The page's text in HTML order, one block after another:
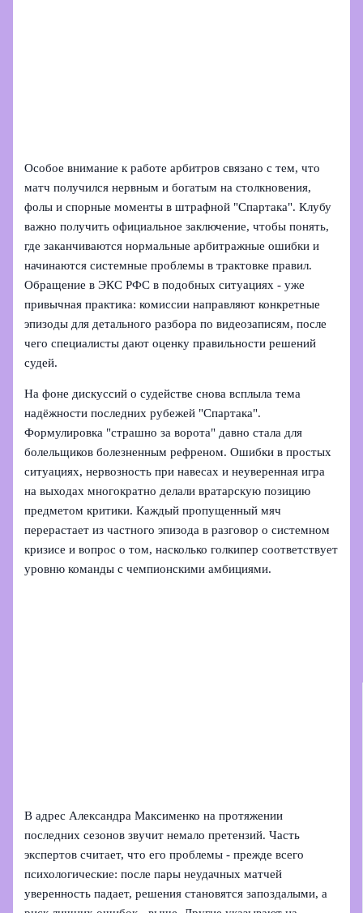
Особое внимание к работе арбитров связано с тем, что
матч получился нервным и богатым на столкновения,
фолы и спорные моменты в штрафной "Спартака". Клубу
важно получить официальное заключение, чтобы понять,
где заканчиваются нормальные арбитражные ошибки и
начинаются системные проблемы в трактовке правил.
Обращение в ЭКС РФС в подобных ситуациях - уже
привычная практика: комиссии направляют конкретные
эпизоды для детального разбора по видеозаписям, после
чего специалисты дают оценку правильности решений
судей.
На фоне дискуссий о судействе снова всплыла тема
надёжности последних рубежей "Спартака".
Формулировка "страшно за ворота" давно стала для
болельщиков болезненным рефреном. Ошибки в простых
ситуациях, нервозность при навесах и неуверенная игра
на выходах многократно делали вратарскую позицию
предметом критики. Каждый пропущенный мяч
перерастает из частного эпизода в разговор о системном
кризисе и вопрос о том, насколько голкипер соответствует
уровню команды с чемпионскими амбициями.
В адрес Александра Максименко на протяжении
последних сезонов звучит немало претензий. Часть
экспертов считает, что его проблемы - прежде всего
психологические: после пары неудачных матчей
уверенность падает, решения становятся запоздалыми, а